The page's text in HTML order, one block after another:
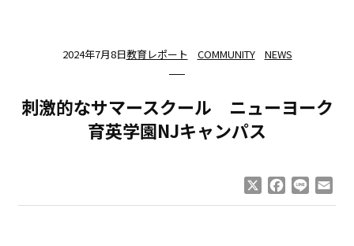
2024年7月8日教育レポート COMMUNITY NEWS
刺激的なサマースクール ニューヨーク
育英学園NJキャンパス
Facebook
Line